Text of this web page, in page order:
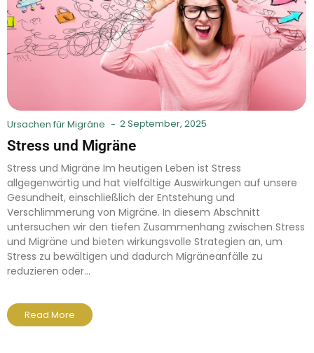
Ursachen für Migräne - 2 September, 2025
Stress und Migräne
Stress und Migräne Im heutigen Leben ist Stress
allgegenwärtig und hat vielfältige Auswirkungen auf unsere
Gesundheit, einschließlich der Entstehung und
Verschlimmerung von Migräne. In diesem Abschnitt
untersuchen wir den tiefen Zusammenhang zwischen Stress
und Migräne und bieten wirkungsvolle Strategien an, um
Stress zu bewältigen und dadurch Migräneanfälle zu
reduzieren oder...
Read More